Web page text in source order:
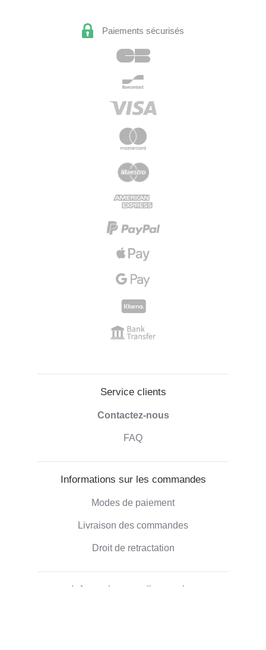
Paiements sécurisés
Service clients
Contactez-nous
FAQ
Informations sur les commandes
Modes de paiement
Livraison des commandes
Droit de retractation
Informations sur l'entreprise